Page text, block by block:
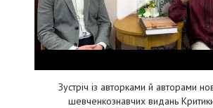
Зустріч із авторками й авторами
шевченкознавчих видань